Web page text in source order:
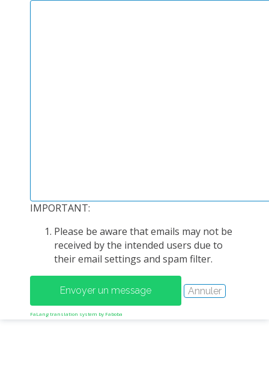
FORMATION DOCTORALE
THÈSES EN COURS
PRODUCTION
MÉTHODES ET OUTILS
PUBLICATIONS SUR HAL
IMPORTANT:
Please be aware that emails may not be
received by the intended users due to
their email settings and spam filter.
FaLang translation system by Faboba